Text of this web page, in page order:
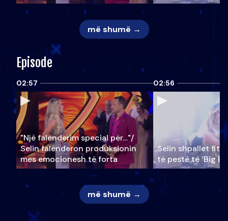
më shumë →
Episode
02:57
"Një falenderim special për…"/
Selin falënderon produksionin
mes emocionesh të forta
02:56
Selin shpallet
të pestë të ‘Big
më shumë →